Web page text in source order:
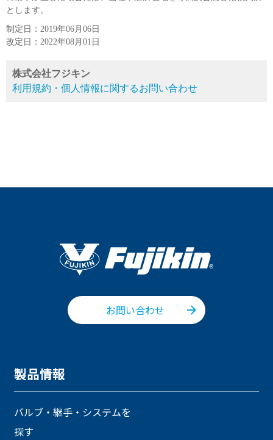
とします。
制定日：2019年06月06日
改定日：2022年08月01日
株式会社フジキン
利用規約・個人情報に関するお問い合わせ
お問い合わせ
製品情報
バルブ・継手・システムを
探す